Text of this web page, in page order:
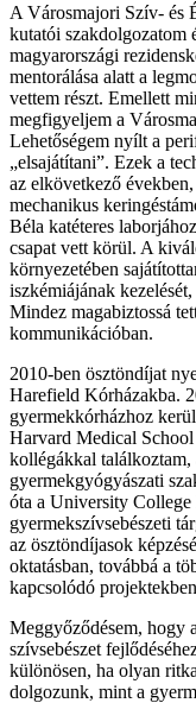
A Városmajori Szív- és
kutatói szakdolgozatom
magyarországi
mentorálása alatt a
vettem részt. Emellett
megfigyeljem a
Lehetőségem nyílt a
„elsajátítani”. Ezek a
az elkövetkező
mechanikus
Béla katéteres
csapat vett körül. A
környezetében
iszkémiájának
Mindez magabiztossá
kommunikációban.
2010-ben ösztöndíjat
Harefield Kórházakba.
gyermekkórházhoz
Harvard Medical
kollégákkal találkoztam,
gyermekgyógyászati
óta a University
gyermekszívsebészeti
az ösztöndíjasok
oktatásban, továbbá a
kapcsolódó
Meggyőződésem, hogy
szívsebészet
különösen, ha olyan
dolgozunk, mint a